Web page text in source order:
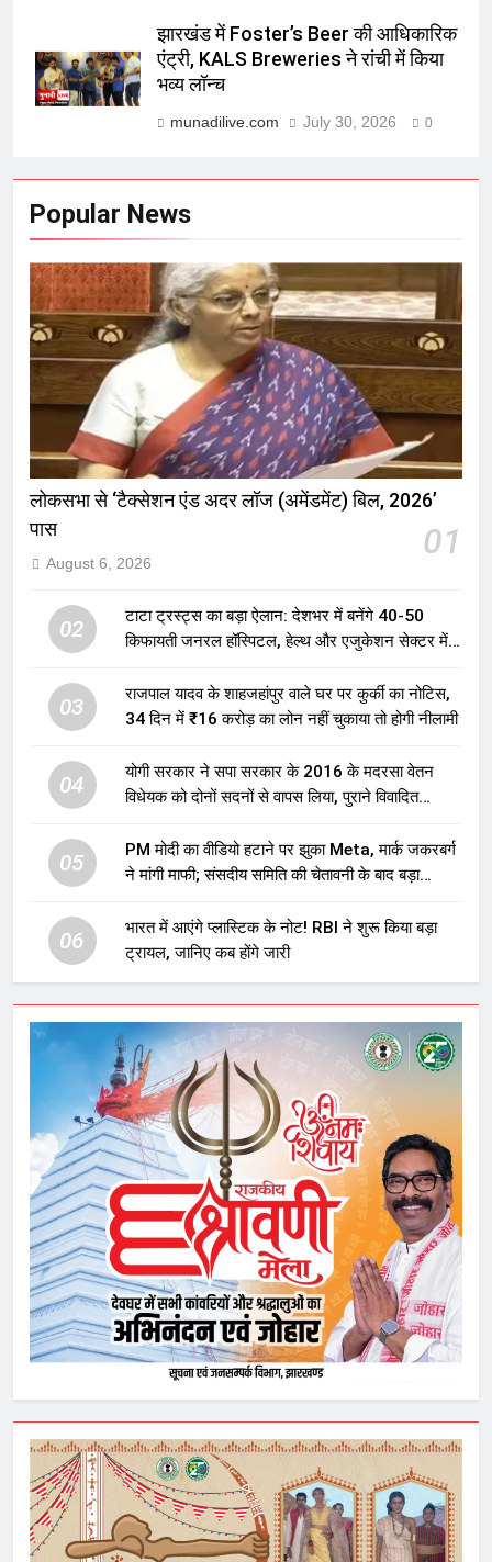
झारखंड में Foster’s Beer की आधिकारिक
एंट्री, KALS Breweries ने रांची में किया
भव्य लॉन्च
munadilive.com July 30, 2026 0
Popular News
लोकसभा से ‘टैक्सेशन एंड अदर लॉज (अमेंडमेंट) बिल, 2026’
पास
01
August 6, 2026
02
टाटा ट्रस्ट्स का बड़ा ऐलान: देशभर में बनेंगे 40-50
किफायती जनरल हॉस्पिटल, हेल्थ और एजुकेशन सेक्टर में
03
राजपाल यादव के शाहजहांपुर वाले घर पर कुर्की का नोटिस,
34 दिन में ₹16 करोड़ का लोन नहीं चुकाया तो होगी नीलामी
04
योगी सरकार ने सपा सरकार के 2016 के मदरसा वेतन
विधेयक को दोनों सदनों से वापस लिया, पुराने विवादित
05
PM मोदी का वीडियो हटाने पर झुका Meta, मार्क जकरबर्ग
ने मांगी माफी; संसदीय समिति की चेतावनी के बाद बड़ा
06
भारत में आएंगे प्लास्टिक के नोट! RBI ने शुरू किया बड़ा
ट्रायल, जानिए कब होंगे जारी